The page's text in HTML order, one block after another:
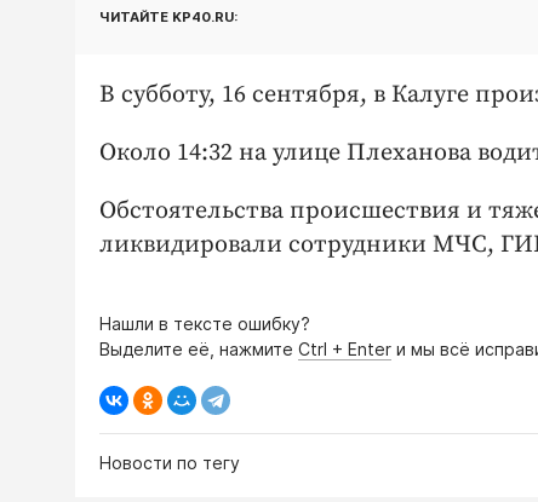
ЧИТАЙТЕ KP40.RU:
В субботу, 16 сентября, в Калуге
Около 14:32 на улице Плеханова
Обстоятельства происшествия и
ликвидировали сотрудники МЧС,
Нашли в тексте ошибку?
Выделите её, нажмите Ctrl + Enter и мы всё
Новости по тегу